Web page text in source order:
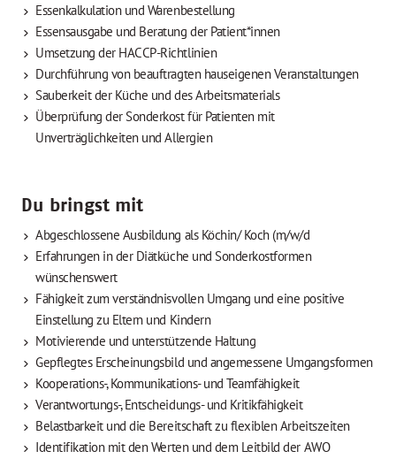
Essenkalkulation und Warenbestellung
Essensausgabe und Beratung der Patient*innen
Umsetzung der HACCP-Richtlinien
Durchführung von beauftragten hauseigenen Veranstaltungen
Sauberkeit der Küche und des Arbeitsmaterials
Überprüfung der Sonderkost für Patienten mit
Unverträglichkeiten und Allergien
Du bringst mit
Abgeschlossene Ausbildung als Köchin/ Koch (m/w/d
Erfahrungen in der Diätküche und Sonderkostformen
wünschenswert
Fähigkeit zum verständnisvollen Umgang und eine positive
Einstellung zu Eltern und Kindern
Motivierende und unterstützende Haltung
Gepflegtes Erscheinungsbild und angemessene Umgangsformen
Kooperations-, Kommunikations- und Teamfähigkeit
Verantwortungs-, Entscheidungs- und Kritikfähigkeit
Belastbarkeit und die Bereitschaft zu flexiblen Arbeitszeiten
Identifikation mit den Werten und dem Leitbild der AWO